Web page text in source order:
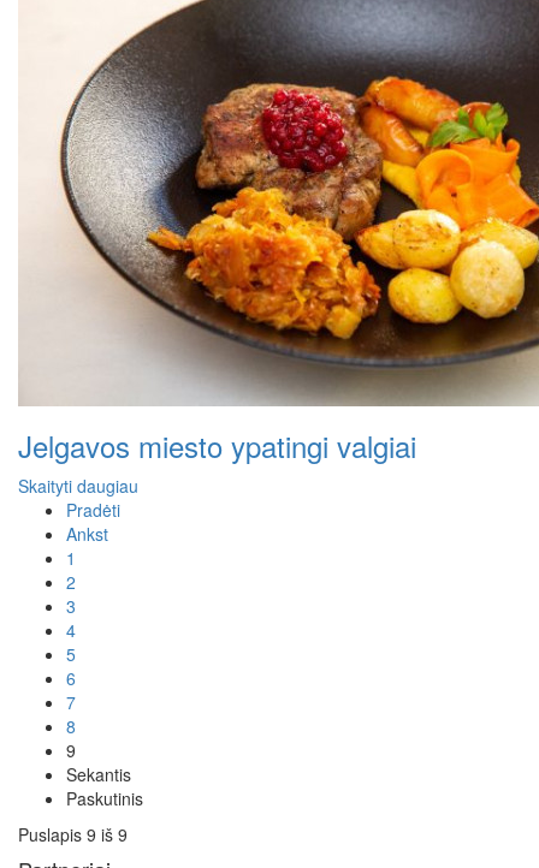
Jelgavos miesto ypatingi valgiai
Skaityti daugiau
Pradėti
Ankst
1
2
3
4
5
6
7
8
9
Sekantis
Paskutinis
Puslapis 9 iš 9